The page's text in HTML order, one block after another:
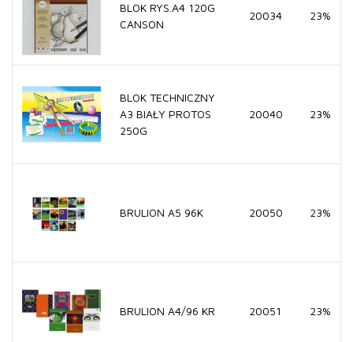
BLOK RYS.A4 120G
CANSON
20034 23%
BLOK TECHNICZNY
A3 BIAŁY PROTOS
250G
20040 23%
BRULION A5 96K 20050 23%
BRULION A4/96 KR 20051 23%